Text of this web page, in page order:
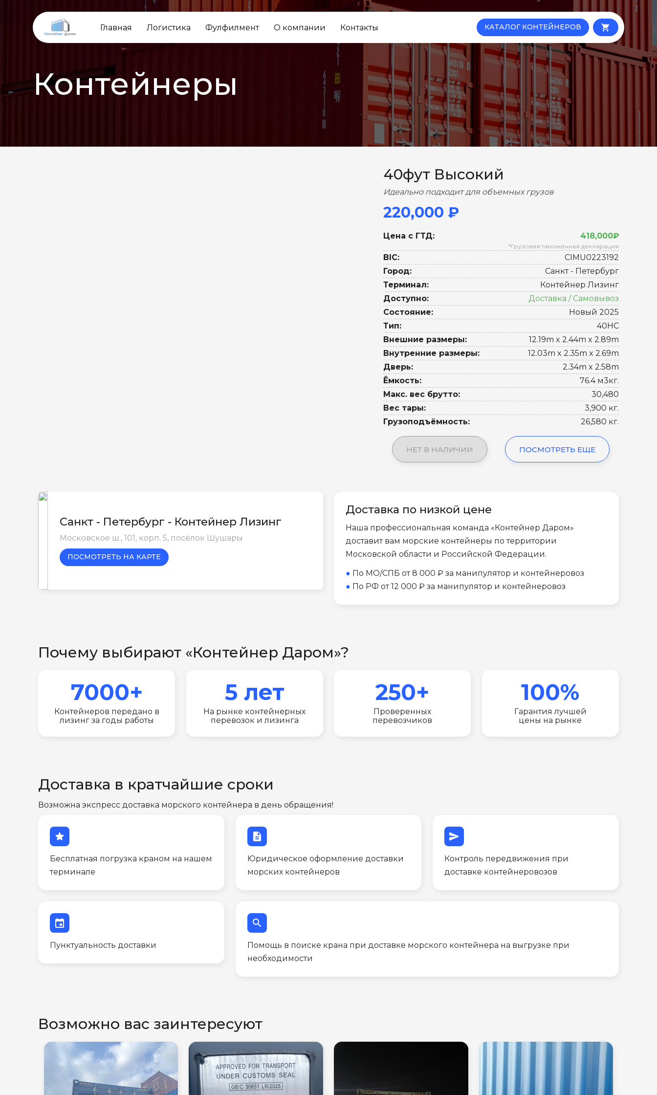
Главная Логистика Фулфилмент О компании Контакты КАТАЛОГ КОНТЕЙНЕРОВ local_grocery_store
Контейнеры
40фут Высокий
Идеально подходит для объемных грузов
220,000 ₽
Цена с ГТД: 418,000₽
*Грузовая таможенная декларация
BIC:
CIMU0223192
Город:
Санкт - Петербург
Терминал:
Контейнер Лизинг
Доступно:
Доставка / Самовывоз
Состояние:
Новый 2025
Тип:
40HC
Внешние размеры:
12.19m x 2.44m x 2.89m
Внутренние размеры:
12.03m x 2.35m x 2.69m
Дверь:
2.34m x 2.58m
Ёмкость:
76.4 м3кг.
Макс. вес брутто:
30,480
Вес тары:
3,900 кг.
Грузоподъёмность:
26,580 кг.
НЕТ В НАЛИЧИИ ПОСМОТРЕТЬ ЕЩЕ
Санкт - Петербург - Контейнер Лизинг
Московское ш., 101, корп. 5, посёлок Шушары
ПОСМОТРЕТЬ НА КАРТЕ
Доставка по низкой цене
Наша профессиональная команда «Контейнер Даром»
доставит вам морские контейнеры по территории
Московской области и Российской Федерации.
● По МО/СПБ от 8 000 ₽ за манипулятор и контейнеровоз
● По РФ от 12 000 ₽ за манипулятор и контейнеровоз
Почему выбирают «Контейнер Даром»?
7000+
Контейнеров передано в
лизинг за годы работы
5 лет
На рынке контейнерных
перевозок и лизинга
250+
Проверенных
перевозчиков
100%
Гарантия лучшей
цены на рынке
Доставка в кратчайшие сроки
Возможна экспресс доставка морского контейнера в день обращения!
star
Бесплатная погрузка краном на нашем
терминале
description
Юридическое оформление доставки
морских контейнеров
send
Контроль передвижения при
доставке контейнеровозов
event
Пунктуальность доставки
search
Помощь в поиске крана при доставке морского контейнера на выгрузке при
необходимости
Возможно вас заинтересуют